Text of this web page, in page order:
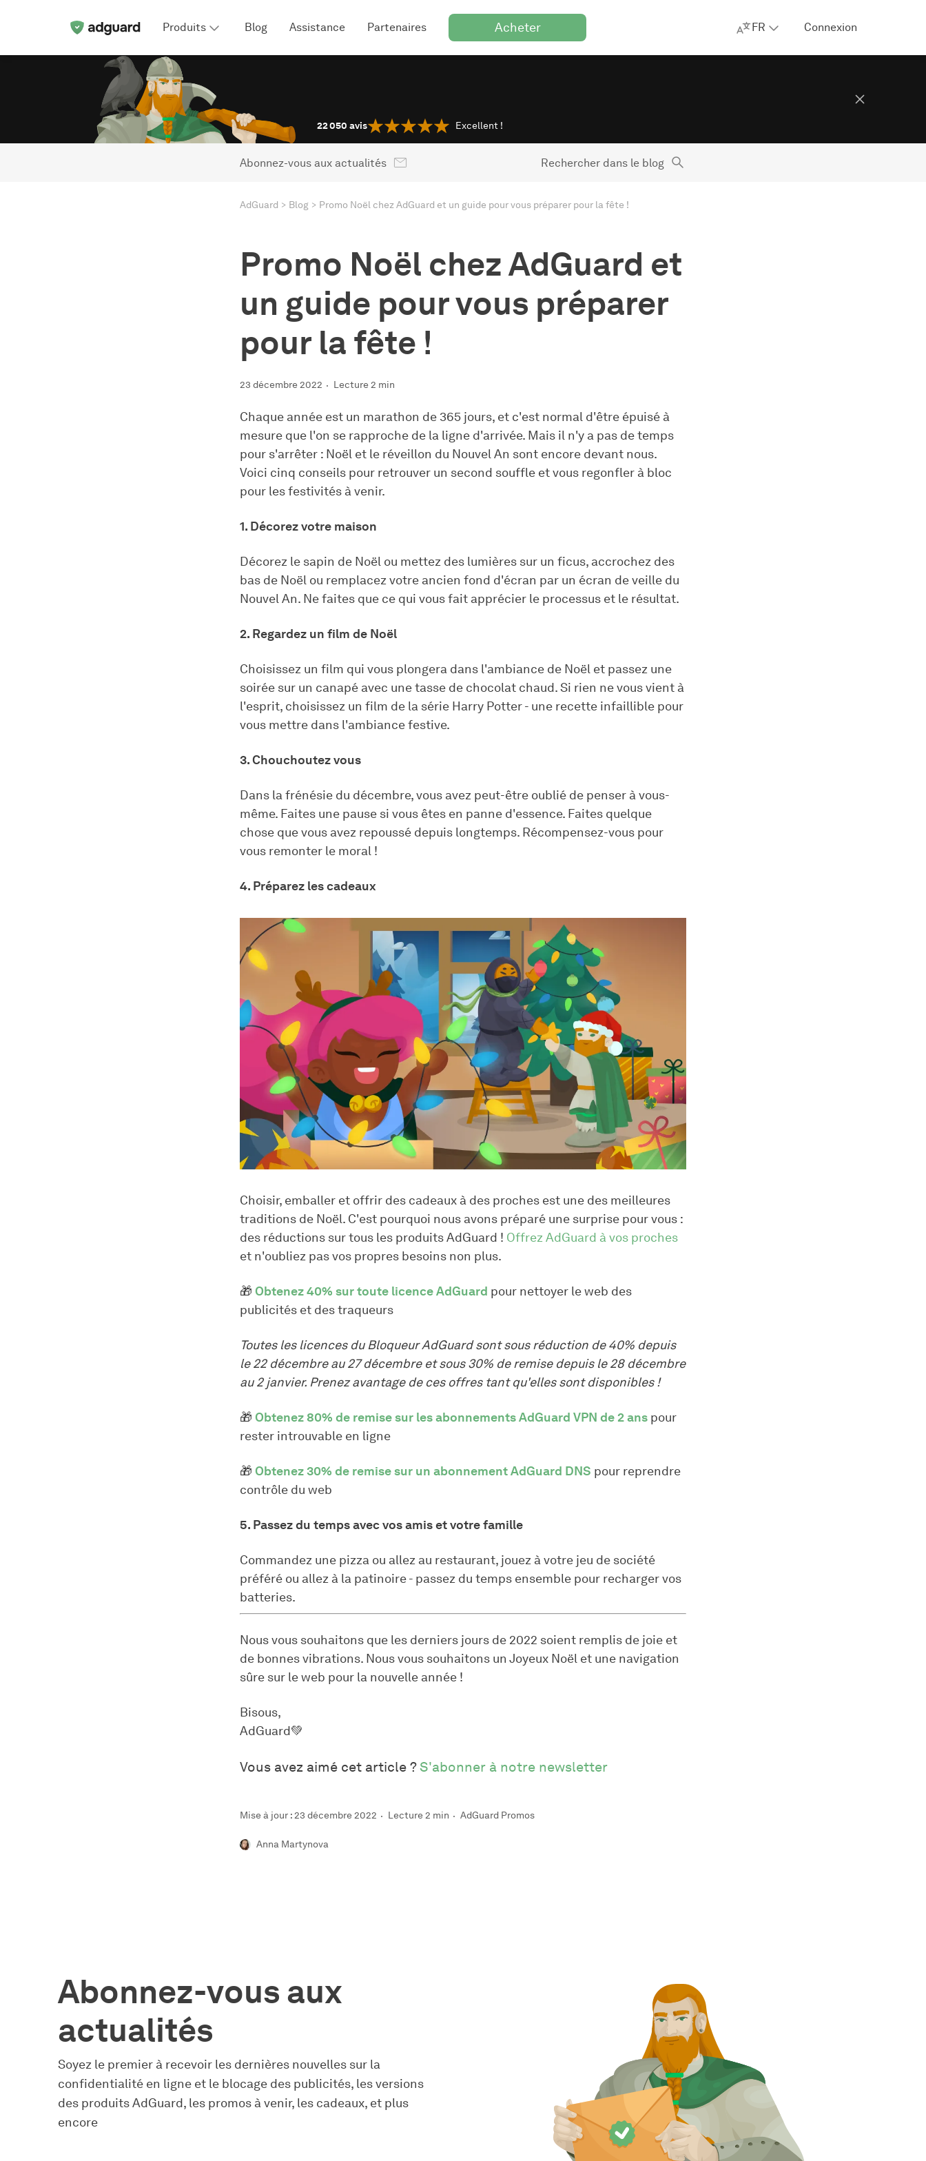
Produits Blog Assistance Partenaires Acheter FR Connexion
22 050 avis Excellent !
Abonnez-vous aux actualités Rechercher dans le blog
AdGuard Blog Promo Noël chez AdGuard et un guide pour vous préparer pour la fête !
Promo Noël chez AdGuard et
un guide pour vous préparer
pour la fête !
23 décembre 2022 Lecture 2 min
Chaque année est un marathon de 365 jours, et c'est normal d'être épuisé à
mesure que l'on se rapproche de la ligne d'arrivée. Mais il n'y a pas de temps
pour s'arrêter : Noël et le réveillon du Nouvel An sont encore devant nous.
Voici cinq conseils pour retrouver un second souffle et vous regonfler à bloc
pour les festivités à venir.
1. Décorez votre maison
Décorez le sapin de Noël ou mettez des lumières sur un ficus, accrochez des
bas de Noël ou remplacez votre ancien fond d'écran par un écran de veille du
Nouvel An. Ne faites que ce qui vous fait apprécier le processus et le résultat.
2. Regardez un film de Noël
Choisissez un film qui vous plongera dans l'ambiance de Noël et passez une
soirée sur un canapé avec une tasse de chocolat chaud. Si rien ne vous vient à
l'esprit, choisissez un film de la série Harry Potter - une recette infaillible pour
vous mettre dans l'ambiance festive.
3. Chouchoutez vous
Dans la frénésie du décembre, vous avez peut-être oublié de penser à vous-
même. Faites une pause si vous êtes en panne d'essence. Faites quelque
chose que vous avez repoussé depuis longtemps. Récompensez-vous pour
vous remonter le moral !
4. Préparez les cadeaux
Choisir, emballer et offrir des cadeaux à des proches est une des meilleures
traditions de Noël. C'est pourquoi nous avons préparé une surprise pour vous :
des réductions sur tous les produits AdGuard ! Offrez AdGuard à vos proches
et n'oubliez pas vos propres besoins non plus.
🎁 Obtenez 40% sur toute licence AdGuard pour nettoyer le web des
publicités et des traqueurs
Toutes les licences du Bloqueur AdGuard sont sous réduction de 40% depuis
le 22 décembre au 27 décembre et sous 30% de remise depuis le 28 décembre
au 2 janvier. Prenez avantage de ces offres tant qu'elles sont disponibles !
🎁 Obtenez 80% de remise sur les abonnements AdGuard VPN de 2 ans pour
rester introuvable en ligne
🎁 Obtenez 30% de remise sur un abonnement AdGuard DNS pour reprendre
contrôle du web
5. Passez du temps avec vos amis et votre famille
Commandez une pizza ou allez au restaurant, jouez à votre jeu de société
préféré ou allez à la patinoire - passez du temps ensemble pour recharger vos
batteries.
Nous vous souhaitons que les derniers jours de 2022 soient remplis de joie et
de bonnes vibrations. Nous vous souhaitons un Joyeux Noël et une navigation
sûre sur le web pour la nouvelle année !
Bisous,
AdGuard💚
Vous avez aimé cet article ?S'abonner à notre newsletter
Mise à jour : 23 décembre 2022 Lecture 2 min AdGuard Promos
Anna Martynova
Abonnez-vous aux
actualités
Soyez le premier à recevoir les dernières nouvelles sur la
confidentialité en ligne et le blocage des publicités, les versions
des produits AdGuard, les promos à venir, les cadeaux, et plus
encore